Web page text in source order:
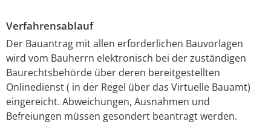
Verfahrensablauf
Der Bauantrag mit allen erforderlichen Bauvorlagen
wird vom Bauherrn elektronisch bei der zuständigen
Baurechtsbehörde über deren bereitgestellten
Onlinedienst ( in der Regel über das Virtuelle Bauamt)
eingereicht. Abweichungen, Ausnahmen und
Befreiungen müssen gesondert beantragt werden.